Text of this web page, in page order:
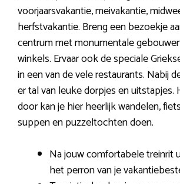
voorjaarsvakantie, meivakantie,
herfstvakantie. Breng een bezoekje
centrum met monumentale
winkels. Ervaar ook de speciale
in een van de vele restaurants. Nabij
er tal van leuke dorpjes en uitstapjes.
door kan je hier heerlijk wandelen,
suppen en puzzeltochten doen.
Na jouw comfortabele treinrit
het perron van je